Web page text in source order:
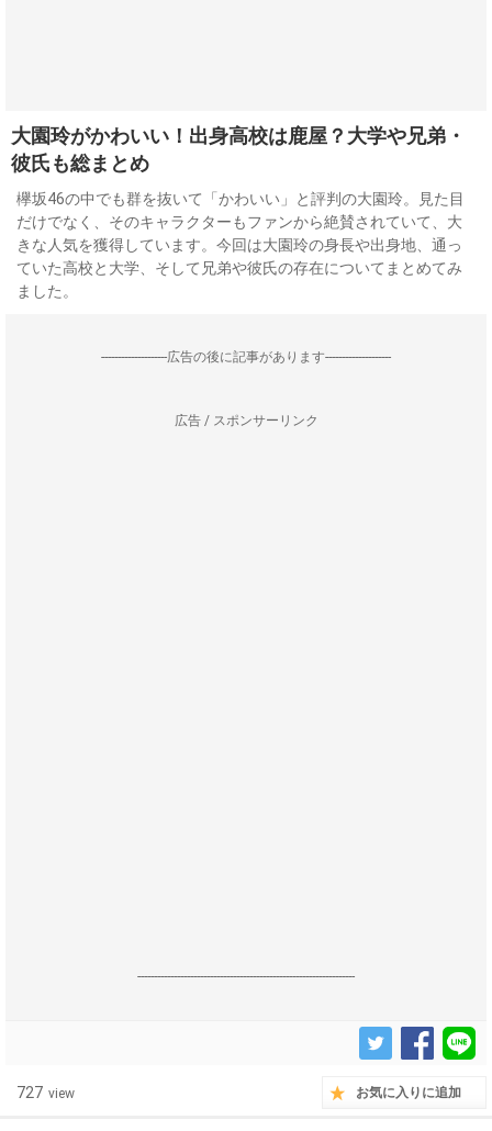
大園玲がかわいい！出身高校は鹿屋？大学や兄弟・
彼氏も総まとめ
欅坂46の中でも群を抜いて「かわいい」と評判の大園玲。見た目
だけでなく、そのキャラクターもファンから絶賛されていて、大
きな人気を獲得しています。今回は大園玲の身長や出身地、通っ
ていた高校と大学、そして兄弟や彼氏の存在についてまとめてみ
ました。
--------------------広告の後に記事があります--------------------
広告 / スポンサーリンク
------------------------------------------------------------------
727 view お気に入りに追加